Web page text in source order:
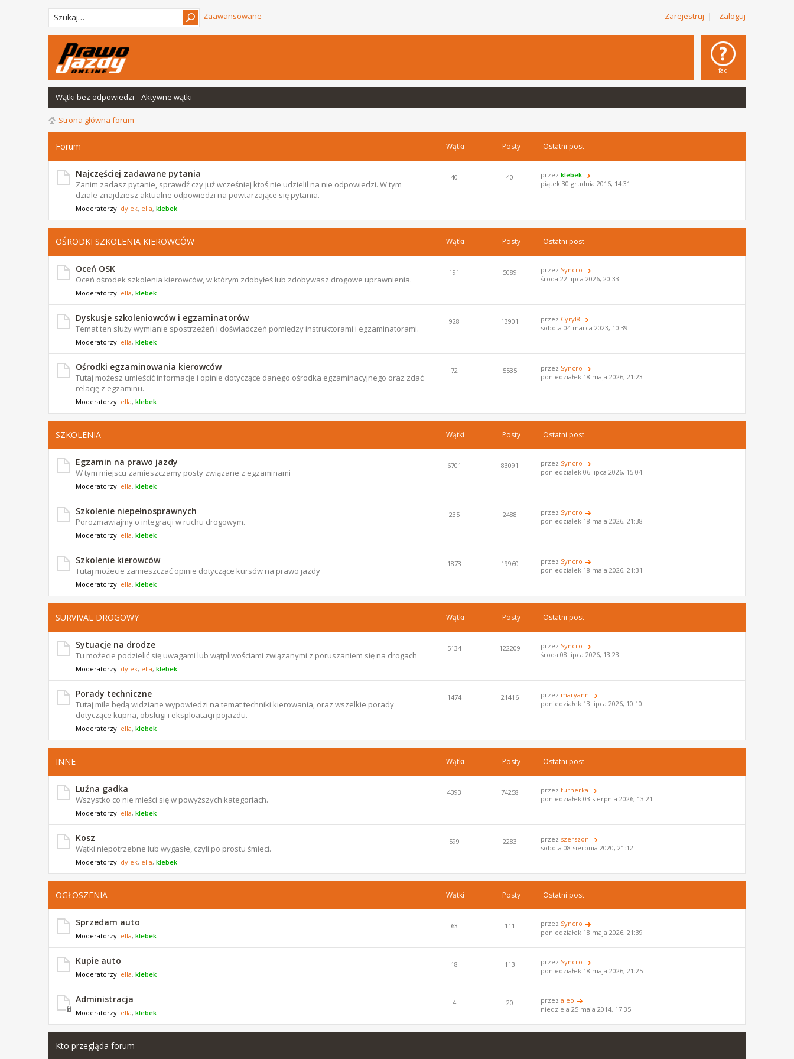
Zarejestruj | Zaloguj
Zaawansowane
faq
Wątki bez odpowiedzi Aktywne wątki
Strona główna forum
Forum Wątki Posty Ostatni post
Najczęściej zadawane pytania
Zanim zadasz pytanie, sprawdź czy już wcześniej ktoś nie udzielił na nie odpowiedzi. W tym
dziale znajdziesz aktualne odpowiedzi na powtarzające się pytania.
Moderatorzy: dylek, ella, klebek
40 40 przezklebek
piątek 30 grudnia 2016, 14:31
OŚRODKI SZKOLENIA KIEROWCÓW Wątki Posty Ostatni post
Oceń OSK
Oceń ośrodek szkolenia kierowców, w którym zdobyłeś lub zdobywasz drogowe uprawnienia.
Moderatorzy: ella, klebek
191 5089 przez Syncro
środa 22 lipca 2026, 20:33
Dyskusje szkoleniowców i egzaminatorów
Temat ten służy wymianie spostrzeżeń i doświadczeń pomiędzy instruktorami i egzaminatorami.
Moderatorzy: ella, klebek
928 13901 przez Cyryl8
sobota 04 marca 2023, 10:39
Ośrodki egzaminowania kierowców
Tutaj możesz umieścić informacje i opinie dotyczące danego ośrodka egzaminacyjnego oraz zdać
relację z egzaminu.
Moderatorzy: ella, klebek
72 5535 przez Syncro
poniedziałek 18 maja 2026, 21:23
SZKOLENIA Wątki Posty Ostatni post
Egzamin na prawo jazdy
W tym miejscu zamieszczamy posty związane z egzaminami
Moderatorzy: ella, klebek
6701 83091 przez Syncro
poniedziałek 06 lipca 2026, 15:04
Szkolenie niepełnosprawnych
Porozmawiajmy o integracji w ruchu drogowym.
Moderatorzy: ella, klebek
235 2488 przez Syncro
poniedziałek 18 maja 2026, 21:38
Szkolenie kierowców
Tutaj możecie zamieszczać opinie dotyczące kursów na prawo jazdy
Moderatorzy: ella, klebek
1873 19960 przez Syncro
poniedziałek 18 maja 2026, 21:31
SURVIVAL DROGOWY Wątki Posty Ostatni post
Sytuacje na drodze
Tu możecie podzielić się uwagami lub wątpliwościami związanymi z poruszaniem się na drogach
Moderatorzy: dylek, ella, klebek
5134 122209 przez Syncro
środa 08 lipca 2026, 13:23
Porady techniczne
Tutaj mile będą widziane wypowiedzi na temat techniki kierowania, oraz wszelkie porady
dotyczące kupna, obsługi i eksploatacji pojazdu.
Moderatorzy: ella, klebek
1474 21416 przez maryann
poniedziałek 13 lipca 2026, 10:10
INNE Wątki Posty Ostatni post
Luźna gadka
Wszystko co nie mieści się w powyższych kategoriach.
Moderatorzy: ella, klebek
4393 74258 przezturnerka
poniedziałek 03 sierpnia 2026, 13:21
Kosz
Wątki niepotrzebne lub wygasłe, czyli po prostu śmieci.
Moderatorzy: dylek, ella, klebek
599 2283 przez szerszon
sobota 08 sierpnia 2020, 21:12
OGŁOSZENIA Wątki Posty Ostatni post
Sprzedam auto
Moderatorzy: ella, klebek
63 111 przez Syncro
poniedziałek 18 maja 2026, 21:39
Kupie auto
Moderatorzy: ella, klebek
18 113 przez Syncro
poniedziałek 18 maja 2026, 21:25
Administracja
Moderatorzy: ella, klebek
4 20 przezaleo
niedziela 25 maja 2014, 17:35
Kto przegląda forum